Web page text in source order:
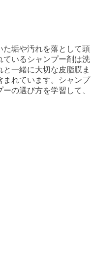
た垢や汚れを落として頭
ているシャンプー剤は洗
一緒に大切な皮脂膜ま
まれています。シャンプ
の選び方を学習して、